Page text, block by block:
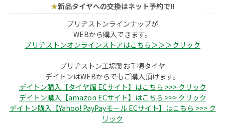
★新品タイヤへの交換はネット予約で!!
ブリヂストンラインナップが
WEBから購入できます。
ブリヂストンオンラインストアはこちら＞＞＞クリック
ブリヂストン工場製お手頃タイヤ
デイトンはWEBからでもご購入頂けます。
デイトン購入【タイヤ館 ECサイト】はこちら >>> クリック
デイトン購入【amazon ECサイト】はこちら >>> クリック
デイトン購入【Yahoo! PayPayモール ECサイト】はこちら >>> ク
リック